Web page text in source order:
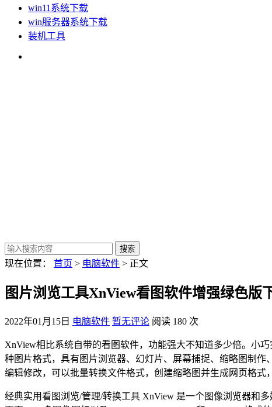
win11系统下载
win服务器系统下载
装机工具
现在位置： 首页 > 电脑软件 > 正文
图片浏览工具XnView看图软件增强绿色版
2022年01月15日 电脑软件 暂无评论 阅读 180 次
XnView相比系统自带的看图软件，功能强大不知道多少倍。小
种图片格式，具有图片浏览器、幻灯片、屏幕捕捉、缩略图制
编辑修改，可以批量转换文件格式，创建缩略图并生成网页格式
经典实用看图浏览/管理/转换工具 XnView 是一个图像浏览器和